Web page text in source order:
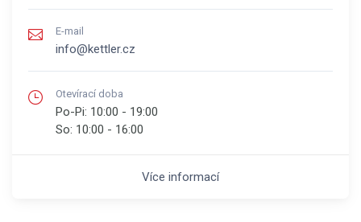
E-mail
info@kettler.cz
Otevírací doba
Po-Pi: 10:00 - 19:00
So: 10:00 - 16:00
Více informací